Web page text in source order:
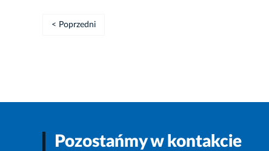
< Poprzedni
Pozostańmy w kontakcie